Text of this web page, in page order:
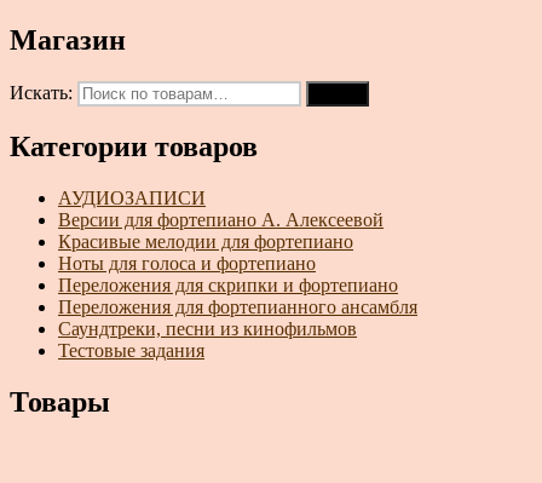
Магазин
Искать:
Категории товаров
АУДИОЗАПИСИ
Версии для фортепиано А. Алексеевой
Красивые мелодии для фортепиано
Ноты для голоса и фортепиано
Переложения для скрипки и фортепиано
Переложения для фортепианного ансамбля
Саундтреки, песни из кинофильмов
Тестовые задания
Товары